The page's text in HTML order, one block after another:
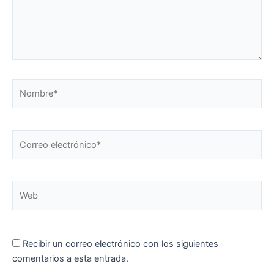
electrónico*
Recibir un correo electrónico con los siguientes
comentarios a esta entrada.